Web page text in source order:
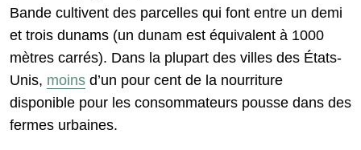
Bande cultivent des parcelles qui font entre un demi
et trois dunams (un dunam est équivalent à 1000
mètres carrés). Dans la plupart des villes des États-
Unis, moins d’un pour cent de la nourriture
disponible pour les consommateurs pousse dans des
fermes urbaines.